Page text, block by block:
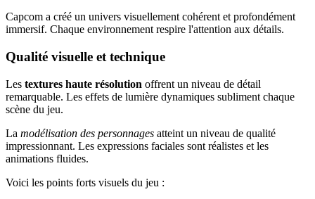
Capcom a créé un univers visuellement cohérent et profondément
immersif. Chaque environnement respire l'attention aux détails.
Qualité visuelle et technique
Les textures haute résolution offrent un niveau de détail
remarquable. Les effets de lumière dynamiques subliment chaque
scène du jeu.
La modélisation des personnages atteint un niveau de qualité
impressionnant. Les expressions faciales sont réalistes et les
animations fluides.
Voici les points forts visuels du jeu :